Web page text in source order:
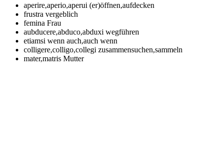
aperire,aperio,aperui (er)öffnen,aufdecken
frustra vergeblich
femina Frau
aubducere,abduco,abduxi wegführen
etiamsi wenn auch,auch wenn
colligere,colligo,collegi zusammensuchen,sammeln
mater,matris Mutter